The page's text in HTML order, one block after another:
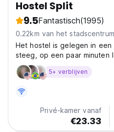
Hostel Split
9.5Fantastisch(1995)
0.22km van het stadscentrum
Het hostel is gelegen in een
steeg, op een paar minuten
historische centrum, de
5+ verblijven
Privé-kamer vanaf
€23.33